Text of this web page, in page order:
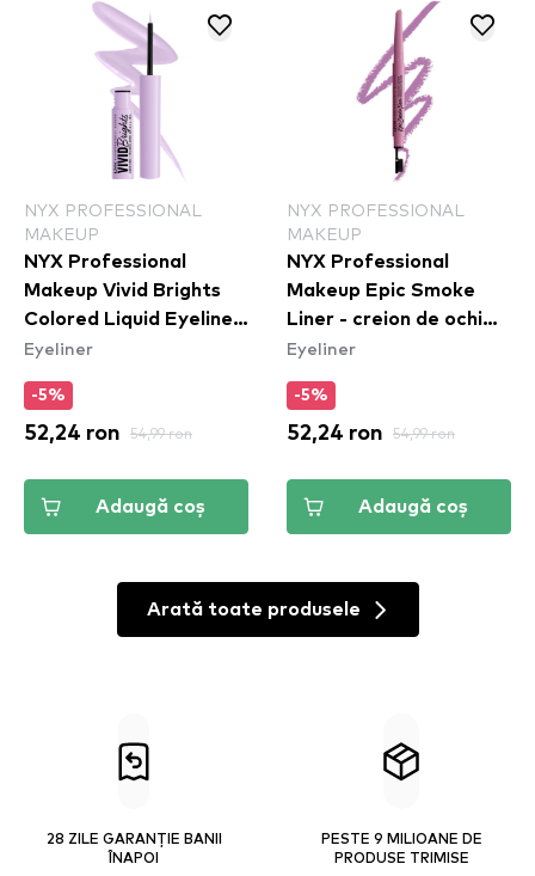
NYX PROFESSIONAL
MAKEUP
NYX Professional
Makeup Vivid Brights
Colored Liquid Eyeliner
- Lilac Link (VBLL07)
Eyeliner
-5%
52,24 ron 54,99 ron
Adaugă coș
NYX PROFESSIONAL
MAKEUP
NYX Professional
Makeup Epic Smoke
Liner - creion de ochi
Rose Dust (ESL04)
Eyeliner
-5%
52,24 ron 54,99 ron
Adaugă coș
Arată toate produsele
28 ZILE GARANȚIE BANII
ÎNAPOI
PESTE 9 MILIOANE DE
PRODUSE TRIMISE